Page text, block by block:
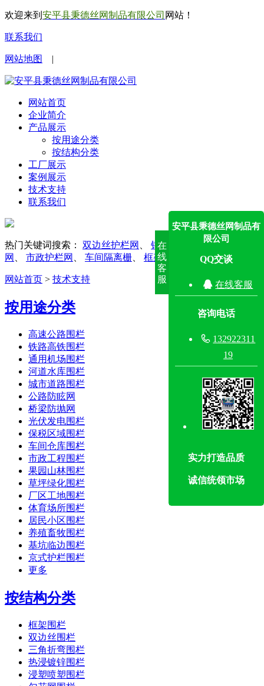
欢迎来到 安平县秉德丝网制品有限公司 网站！
联系我们
网站地图 |
网站首页
企业简介
产品展示
按用途分类
按结构分类
工厂展示
案例展示
技术支持
联系我们
热门关键词搜索： 双边丝护栏网 锌钢护栏网 、勾花护栏
网
市政护栏网 车间隔离栅 框架护栏网 、防眩网
网站首页 > 技术支持
按用途分类
高速公路围栏
铁路高铁围栏
通用机场围栏
河道水库围栏
城市道路围栏
公路防眩网
桥梁防抛网
光伏发电围栏
保税区域围栏
车间仓库围栏
市政工程围栏
果园山林围栏
草坪绿化围栏
厂区工地围栏
体育场所围栏
居民小区围栏
养殖畜牧围栏
基坑临边围栏
京式护栏围栏
更多
按结构分类
框架围栏
双边丝围栏
三角折弯围栏
热浸镀锌围栏
浸塑喷塑围栏
在
线
客
服
安平县秉德丝网制品有
限公司
QQ交谈
 在线客服
咨询电话
 132922311
19
实力打造品质
诚信统领市场